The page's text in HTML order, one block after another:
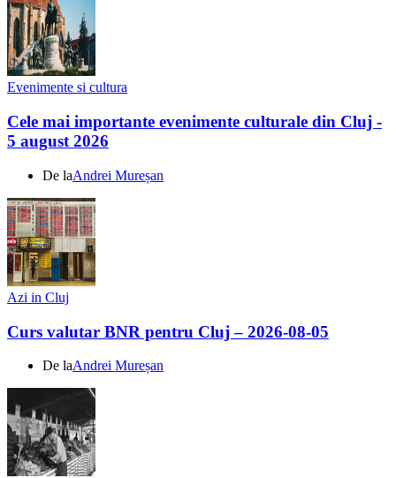
Evenimente si cultura
Cele mai importante evenimente culturale din Cluj -
5 august 2026
De laAndrei Mureșan
Azi in Cluj
Curs valutar BNR pentru Cluj – 2026-08-05
De laAndrei Mureșan